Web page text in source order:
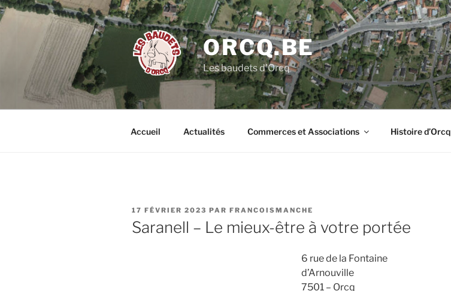
Aller
au
ORCQ.BE
Les baudets d'Orcq
Accueil Actualités Commerces et Associations Histoire d’Orcq
PUBLIÉ
LE
17 FÉVRIER 2023 PAR FRANCOISMANCHE
Saranell – Le mieux-être à votre portée
6 rue de la Fontaine
d’Arnouville
7501 – Orcq